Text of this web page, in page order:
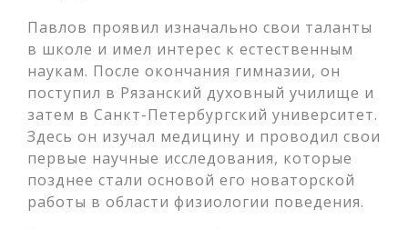
Павлов проявил изначально свои таланты
в школе и имел интерес к естественным
наукам. После окончания гимназии, он
поступил в Рязанский духовный училище и
затем в Санкт-Петербургский университет.
Здесь он изучал медицину и проводил свои
первые научные исследования, которые
позднее стали основой его новаторской
работы в области физиологии поведения.